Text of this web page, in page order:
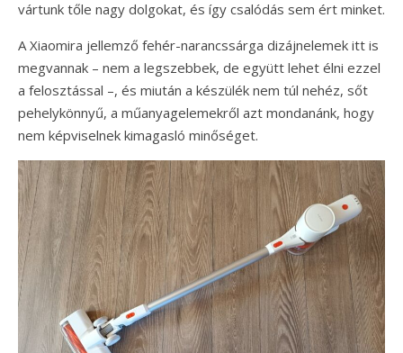
vártunk tőle nagy dolgokat, és így csalódás sem ért minket.
A Xiaomira jellemző fehér-narancssárga dizájnelemek itt is
megvannak – nem a legszebbek, de együtt lehet élni ezzel
a felosztással –, és miután a készülék nem túl nehéz, sőt
pehelykönnyű, a műanyagelemekről azt mondanánk, hogy
nem képviselnek kimagasló minőséget.